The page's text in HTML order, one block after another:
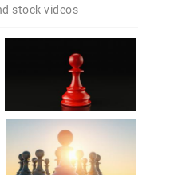
stock videos